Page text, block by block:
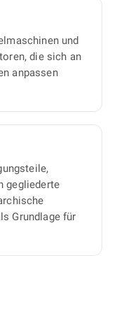
und
die sich an
anpassen
gegliederte
Grundlage für